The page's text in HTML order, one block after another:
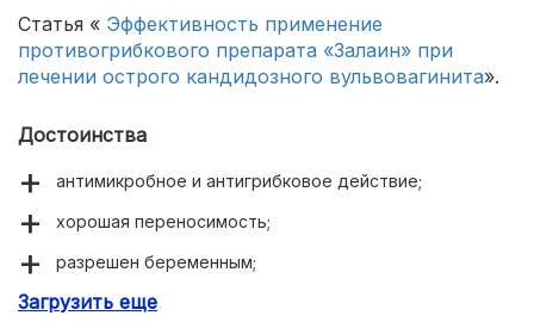
Статья « Эффективность применение
противогрибкового препарата «Залаин» при
лечении острого кандидозного вульвовагинита».
Достоинства
антимикробное и антигрибковое действие;
хорошая переносимость;
разрешен беременным;
короткий курс терапии;
Загрузить еще